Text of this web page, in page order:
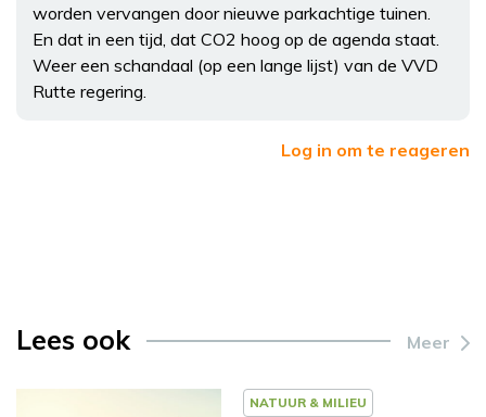
worden vervangen door nieuwe parkachtige tuinen.
En dat in een tijd, dat CO2 hoog op de agenda staat.
Weer een schandaal (op een lange lijst) van de VVD
Rutte regering.
Log in om te reageren
Lees ook Meer
NATUUR & MILIEU